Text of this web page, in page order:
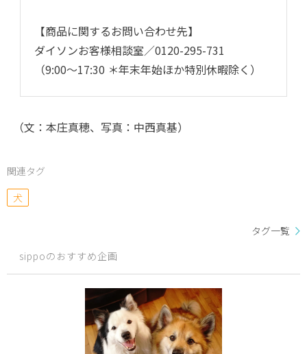
【商品に関するお問い合わせ先】
ダイソンお客様相談室／0120-295-731
（9:00～17:30 ＊年末年始ほか特別休暇除く）
（文：本庄真穂、写真：中西真基）
関連タグ
犬
タグ一覧
sippoのおすすめ企画